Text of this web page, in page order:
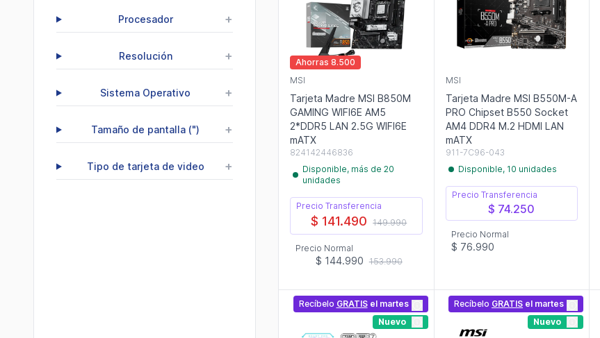
Procesador +
Resolución +
Sistema Operativo +
Tamaño de pantalla (") +
Tipo de tarjeta de video +
Ahorras 8.500
MSI
Tarjeta Madre MSI B850M
GAMING WIFI6E AM5
2*DDR5 LAN 2.5G WIFI6E
mATX
824142446836
Disponible, más de 20
unidades
Precio Transferencia
$ 141.490 149.990
Precio Normal
$ 144.990 153.990
MSI
Tarjeta Madre MSI B550M-A
PRO Chipset B550 Socket
AM4 DDR4 M.2 HDMI LAN
mATX
911-7C96-043
Disponible, 10 unidades
Precio Transferencia
$ 74.250
Precio Normal
$ 76.990
Recíbelo GRATISel martes
Nuevo
Recíbelo GRATIS el martes
Nuevo